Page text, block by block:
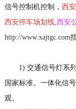
信号控制机控制， 西
西安停车场划线,西安
http://www.xajtgc.com
1) 交通信号灯系
国家标准。一体化信
观。